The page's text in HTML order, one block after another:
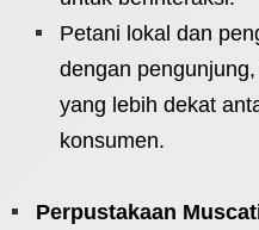
Petani lokal dan
dengan
yang lebih dekat
konsumen.
Perpustakaan